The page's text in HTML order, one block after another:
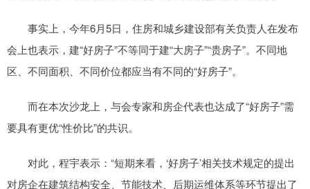
事实上，今年6月5日，住房和城乡建设部有关负责人在发布
会上也表示，建“好房子”不等同于建“大房子”“贵房子”。不同地
区、不同面积、不同价位都应当有不同的“好房子”。
而在本次沙龙上，与会专家和房企代表也达成了“好房子”需
要具有更优“性价比”的共识。
对此，程宇表示：“短期来看，‘好房子’相关技术规定的提出
对房企在建筑结构安全、节能技术、后期运维体系等环节提出了